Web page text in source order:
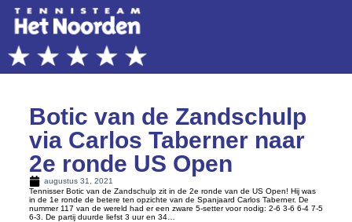
Botic van de Zandschulp
via Carlos Taberner naar
2e ronde US Open
augustus 31, 2021
Tennisser Botic van de Zandschulp zit in de 2e ronde van de US Open! Hij was
in de 1e ronde de betere ten opzichte van de Spanjaard Carlos Taberner. De
nummer 117 van de wereld had er een zware 5-setter voor nodig: 2-6 3-6 6-4 7-5
6-3. De partij duurde liefst 3 uur en 34…